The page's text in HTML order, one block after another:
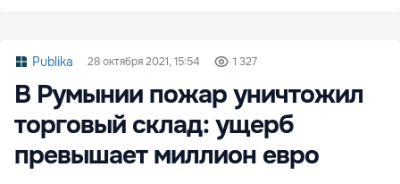
Publika 28 октября 2021, 15:54 1 327
В Румынии пожар уничтожил
торговый склад: ущерб
превышает миллион евро